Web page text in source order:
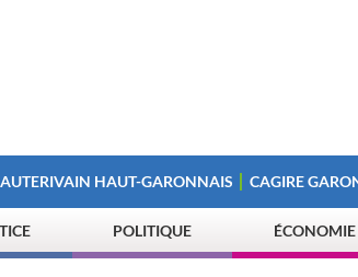
HAUT-GARONNAIS CAGIRE
POLITIQUE ÉCONOMIE